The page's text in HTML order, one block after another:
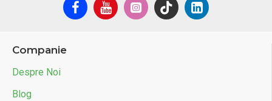
Companie
Despre Noi
Blog